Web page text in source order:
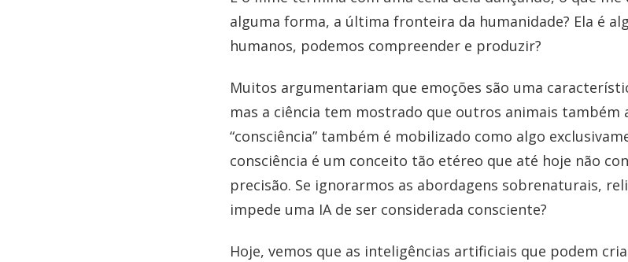
alguma forma, a última fronteira da humanidade? Ela é
humanos, podemos compreender e produzir?
Muitos argumentariam que emoções são uma
mas a ciência tem mostrado que outros animais também
“consciência” também é mobilizado como algo
consciência é um conceito tão etéreo que até hoje não
precisão. Se ignorarmos as abordagens sobrenaturais,
impede uma IA de ser considerada consciente?
Hoje, vemos que as inteligências artificiais que podem